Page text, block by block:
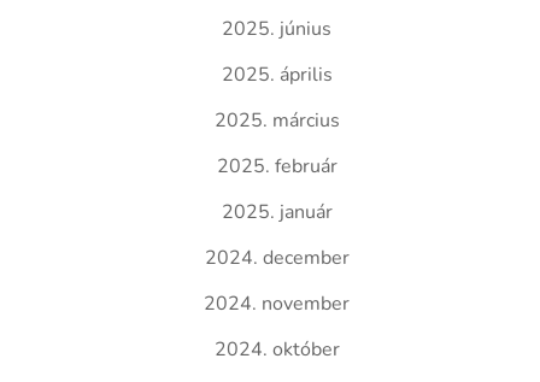
2025. június
2025. április
2025. március
2025. február
2025. január
2024. december
2024. november
2024. október